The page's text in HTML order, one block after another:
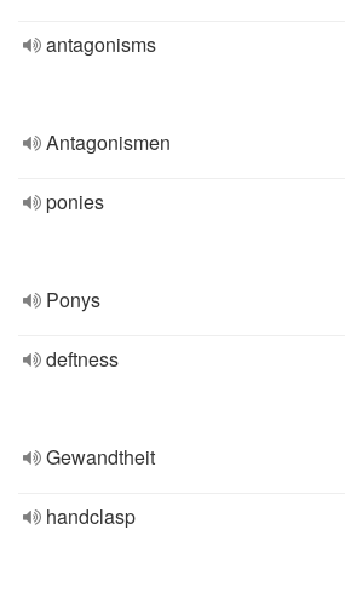
antagonisms
Antagonismen
ponies
Ponys
deftness
Gewandtheit
handclasp